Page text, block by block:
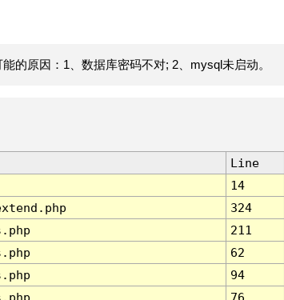
的原因：1、数据库密码不对; 2、mysql未启动。
Line
14
324
211
62
94
76